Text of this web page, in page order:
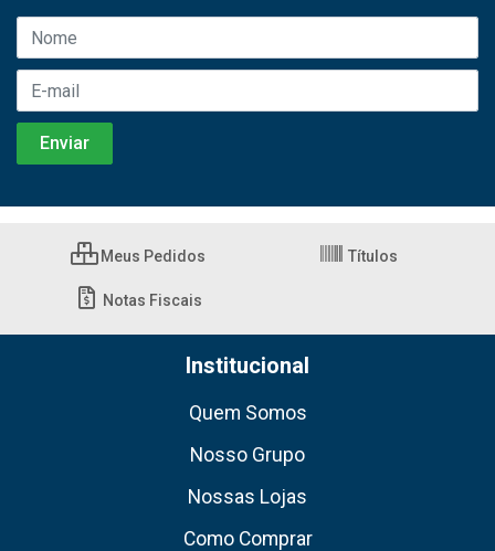
Meus Pedidos Títulos
Notas Fiscais
Institucional
Quem Somos
Nosso Grupo
Nossas Lojas
Como Comprar